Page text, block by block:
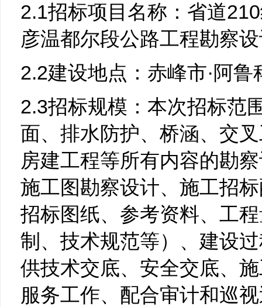
2.1招标项目名称：省道
彦温都尔段公路工程勘察
2.2建设地点：赤峰市·阿鲁
2.3招标规模：本次招标范
面、排水防护、桥涵、交
房建工程等所有内容的勘
施工图勘察设计、施工招
招标图纸、参考资料、工
制、技术规范等）、建设
供技术交底、安全交底、
服务工作、配合审计和巡